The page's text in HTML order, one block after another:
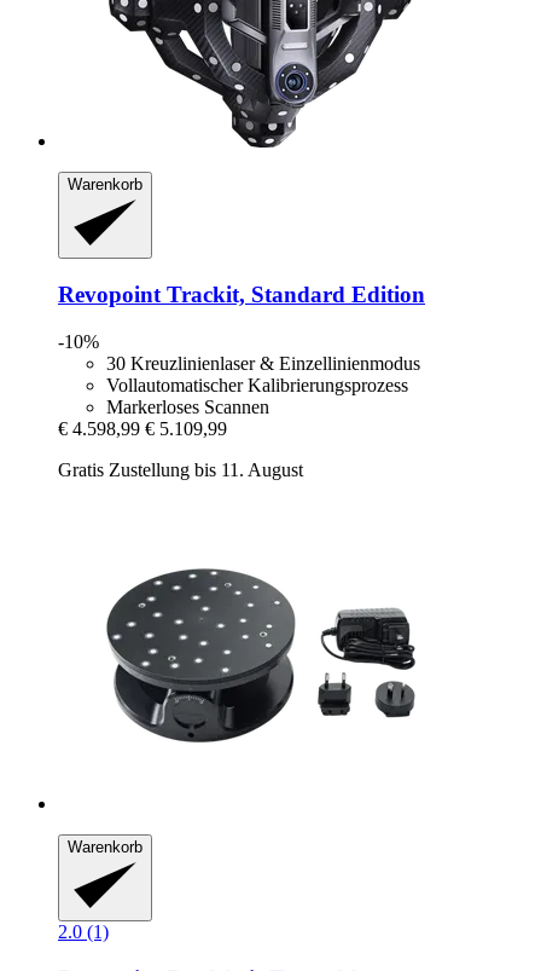
Warenkorb
Revopoint Trackit, Standard Edition
-10%
30 Kreuzlinienlaser & Einzellinienmodus
Vollautomatischer Kalibrierungsprozess
Markerloses Scannen
€ 4.598,99 € 5.109,99
Gratis Zustellung bis 11. August
Warenkorb
2.0 (1)